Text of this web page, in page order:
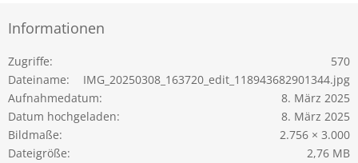
Informationen
Zugriffe
570
Dateiname
IMG_20250308_163720_edit_118943682901344.jpg
Aufnahmedatum
8. März 2025
Datum hochgeladen
8. März 2025
Bildmaße
2.756 × 3.000
Dateigröße
2,76 MB